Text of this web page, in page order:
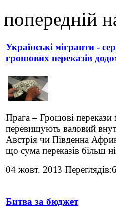
попередній
Українські мігранти -
грошових переказів
Прага – Грошові перекази
перевищують валовий
Австрія чи Південна
що сума переказів більш
04 жовт. 2013 Переглядів:6
Битва за бюджет